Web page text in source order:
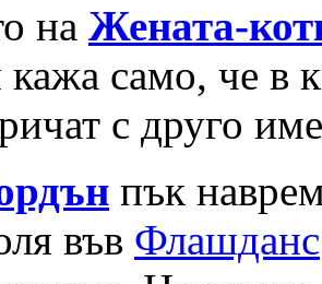
на Жената-
само, че в
с друго
пък
във Флашданс